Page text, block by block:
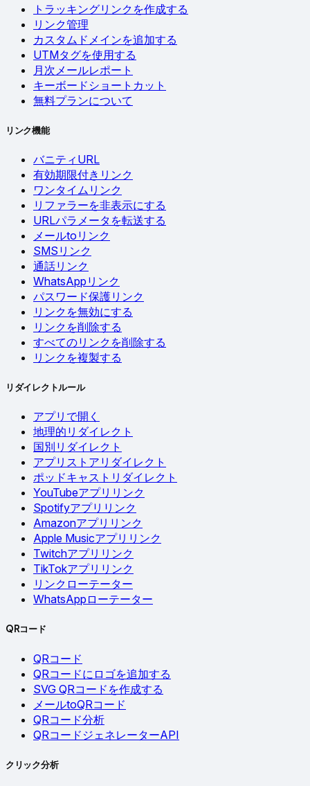
トラッキングリンクを作成する
リンク管理
カスタムドメインを追加する
UTMタグを使用する
月次メールレポート
キーボードショートカット
無料プランについて
リンク機能
バニティURL
有効期限付きリンク
ワンタイムリンク
リファラーを非表示にする
URLパラメータを転送する
メールtoリンク
SMSリンク
通話リンク
WhatsAppリンク
パスワード保護リンク
リンクを無効にする
リンクを削除する
すべてのリンクを削除する
リンクを複製する
リダイレクトルール
アプリで開く
地理的リダイレクト
国別リダイレクト
アプリストアリダイレクト
ポッドキャストリダイレクト
YouTubeアプリリンク
Spotifyアプリリンク
Amazonアプリリンク
Apple Musicアプリリンク
Twitchアプリリンク
TikTokアプリリンク
リンクローテーター
WhatsAppローテーター
QRコード
QRコード
QRコードにロゴを追加する
SVG QRコードを作成する
メールtoQRコード
QRコード分析
QRコードジェネレーターAPI
クリック分析